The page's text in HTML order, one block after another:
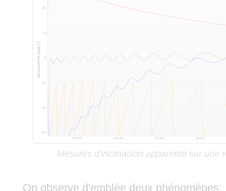
Mesures d'inclinaison apparente sur une
On observe d'emblée deux phénomènes: